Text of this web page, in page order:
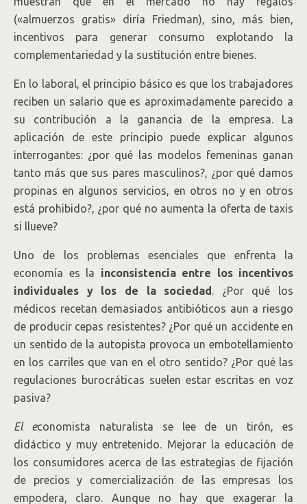
(«almuerzos gratis» diría Friedman), sino, más bien,
incentivos para generar consumo explotando la
complementariedad y la sustitución entre bienes.
En lo laboral, el principio básico es que los trabajadores
reciben un salario que es aproximadamente parecido a
su contribución a la ganancia de la empresa. La
aplicación de este principio puede explicar algunos
interrogantes: ¿por qué las modelos femeninas ganan
tanto más que sus pares masculinos?, ¿por qué damos
propinas en algunos servicios, en otros no y en otros
está prohibido?, ¿por qué no aumenta la oferta de taxis
si llueve?
Uno de los problemas esenciales que enfrenta la
economía es la inconsistencia entre los incentivos
individuales y los de la sociedad. ¿Por qué los
médicos recetan demasiados antibióticos aun a riesgo
de producir cepas resistentes? ¿Por qué un accidente en
un sentido de la autopista provoca un embotellamiento
en los carriles que van en el otro sentido? ¿Por qué las
regulaciones burocráticas suelen estar escritas en voz
pasiva?
El economista naturalista se lee de un tirón, es
didáctico y muy entretenido. Mejorar la educación de
los consumidores acerca de las estrategias de fijación
de precios y comercialización de las empresas los
empodera, claro. Aunque no hay que exagerar la